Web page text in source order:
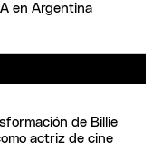
en Argentina
de Billie
actriz de cine